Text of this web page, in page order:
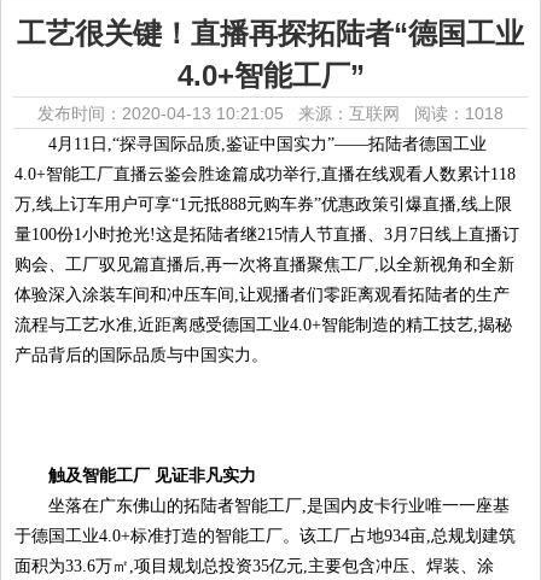
工艺很关键！直播再探拓陆者“德国工业
4.0+智能工厂”
发布时间：2020-04-13 10:21:05 来源：互联网 阅读：1018
4月11日,“探寻国际品质,鉴证中国实力”——拓陆者德国工业
4.0+智能工厂直播云鉴会胜途篇成功举行,直播在线观看人数累计118
万,线上订车用户可享“1元抵888元购车券”优惠政策引爆直播,线上限
量100份1小时抢光!这是拓陆者继215情人节直播、3月7日线上直播订
购会、工厂驭见篇直播后,再一次将直播聚焦工厂,以全新视角和全新
体验深入涂装车间和冲压车间,让观播者们零距离观看拓陆者的生产
流程与工艺水准,近距离感受德国工业4.0+智能制造的精工技艺,揭秘
产品背后的国际品质与中国实力。
触及智能工厂 见证非凡实力
坐落在广东佛山的拓陆者智能工厂,是国内皮卡行业唯一一座基
于德国工业4.0+标准打造的智能工厂。该工厂占地934亩,总规划建筑
面积为33.6万㎡,项目规划总投资35亿元,主要包含冲压、焊装、涂